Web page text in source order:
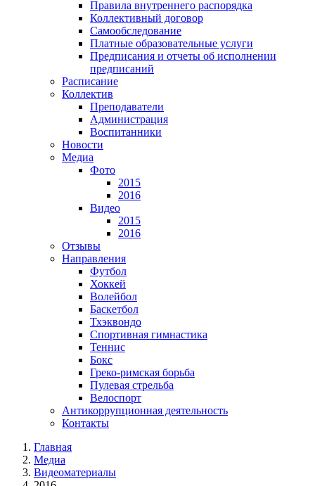
Правила внутреннего распорядка
Коллективный договор
Самообследование
Платные образовательные услуги
Предписания и отчеты об исполнении
предписаний
Расписание
Коллектив
Преподаватели
Администрация
Воспитанники
Новости
Медиа
Фото
2015
2016
Видео
2015
2016
Отзывы
Направления
Футбол
Хоккей
Волейбол
Баскетбол
Тхэквондо
Спортивная гимнастика
Теннис
Бокс
Греко-римская борьба
Пулевая стрельба
Велоспорт
Антикоррупционная деятельность
Контакты
Главная
Медиа
Видеоматериалы